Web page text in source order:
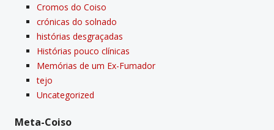
Cromos do Coiso
crónicas do solnado
histórias desgraçadas
Histórias pouco clí­nicas
Memórias de um Ex-Fumador
tejo
Uncategorized
Meta-Coiso